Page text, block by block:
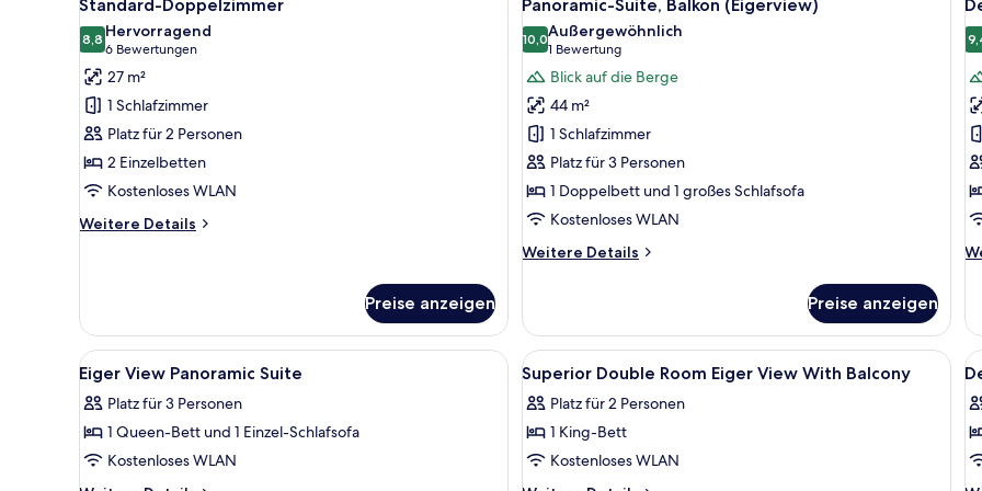
Balkon
Fotos
für
Standard-
Doppelzimmer
anzeigen
Standard-Doppelzimmer
8,88,8 von 10
Hervorragend
6 Bewertungen
(6
Bewertungen)
27 m²
1 Schlafzimmer
Platz für 2 Personen
2 Einzelbetten
Kostenloses WLAN
Weitere Details
Weitere
Preise anzeigen
Fotos
für
Panoramic-
Suite,
Balkon
(Eigerview)
anzeigen
Panoramic-Suite, Balkon (Eigerview)
10,010,0 von 10
Außergewöhnlich
1 Bewertung
(1
Bewertung)
Blick auf die Berge
44 m²
1 Schlafzimmer
Platz für 3 Personen
1 Doppelbett und 1 großes Schlafsofa
Kostenloses WLAN
Weitere Details
Weitere
Suite,
Balkon
(Eigerview)
Preise anzeigen
Alle
Fotos
für
Eiger
View
Ein Schlafzimmer mit Holzboden, einem Bett mit weißer Bettwäsche, einem Gemälde von einer
18
Eiger View Panoramic Suite
Platz für 3 Personen
1 Queen-Bett und 1 Einzel-Schlafsofa
Kostenloses WLAN
Alle
Fotos
für
Superior
Double
Ein modernes Hotelzimmer mit
14
Superior Double Room Eiger View With Balcony
Platz für 2 Personen
1 King-Bett
Kostenloses WLAN